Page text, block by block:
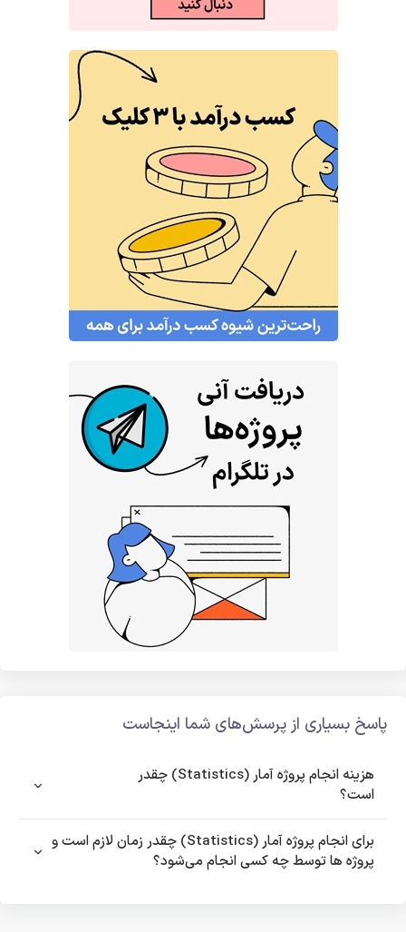
پاسخ بسیاری از پرسش‌های شما اینجاست
هزینه انجام پروژه آمار (Statistics) چقدر
است؟
برای انجام پروژه آمار (Statistics) چقدر زمان لازم است و
پروژه ها توسط چه کسی انجام می‌شود؟